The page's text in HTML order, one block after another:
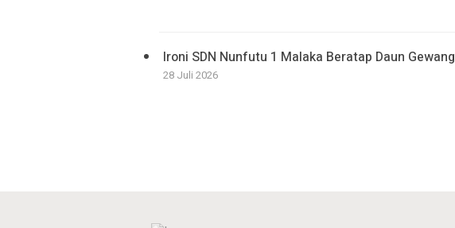
Ironi SDN Nunfutu 1 Malaka Beratap Daun Gewang
28 Juli 2026